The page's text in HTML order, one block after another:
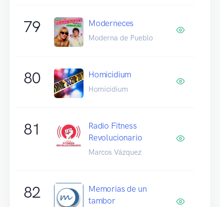
79 Moderneces
Moderna de Pueblo
80 Homicidium
Homicidium
81
Radio Fitness
Revolucionario
Marcos Vázquez
82
Memorias de un
tambor